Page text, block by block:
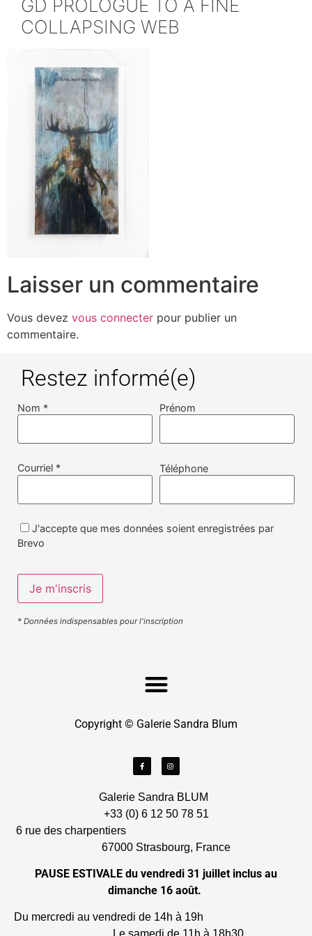
GD PROLOGUE TO A FINE
COLLAPSING WEB
Laisser un commentaire
Vous devez vous connecter pour publier un
commentaire.
Galerie Sandra BLUM
+33 (0) 6 12 50 78 51
6 rue des charpentiers
67000 Strasbourg, France
PAUSE ESTIVALE du vendredi 31 juillet inclus au
dimanche 16 août.
Du mercredi au vendredi de 14h à 19h
Restez informé(e)
Nom * Prénom
Courriel * Téléphone
J'accepte que mes données soient enregistrées par
Brevo
* Données indispensables pour l'inscription
Copyright © Galerie Sandra Blum